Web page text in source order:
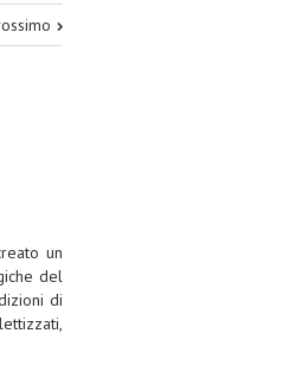
un
del
di